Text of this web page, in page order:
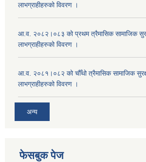
लाभग्राहीहरुको विवरण ।
आ.व. २०८२।०८३ को प्रथम त्रैमासिक सामाजिक
लाभग्राहीहरुको विवरण ।
आ.व. २०८१।०८२ को चौँथो त्रैमासिक सामाजिक
लाभग्राहीहरुको विवरण ।
अन्य
फेसबुक पेज